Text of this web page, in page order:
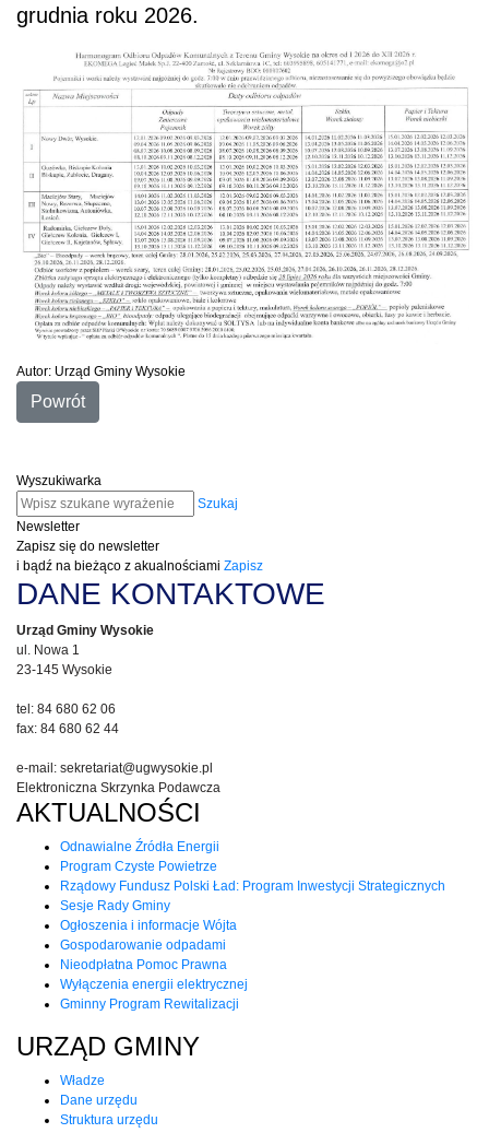
grudnia roku 2026.
Autor: Urząd Gminy Wysokie
Powrót
Wyszukiwarka
Szukaj
Newsletter
Zapisz się do newsletter
i bądź na bieżąco z akualnościami Zapisz
DANE KONTAKTOWE
Urząd Gminy Wysokie
ul. Nowa 1
23-145 Wysokie
tel: 84 680 62 06
fax: 84 680 62 44
e-mail: sekretariat@ugwysokie.pl
Elektroniczna Skrzynka Podawcza
AKTUALNOŚCI
Odnawialne Źródła Energii
Program Czyste Powietrze
Rządowy Fundusz Polski Ład: Program Inwestycji Strategicznych
Sesje Rady Gminy
Ogłoszenia i informacje Wójta
Gospodarowanie odpadami
Nieodpłatna Pomoc Prawna
Wyłączenia energii elektrycznej
Gminny Program Rewitalizacji
URZĄD GMINY
Władze
Dane urzędu
Struktura urzędu